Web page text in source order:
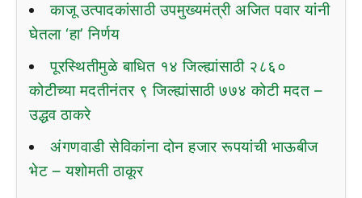
काजू उत्पादकांसाठी उपमुख्यमंत्री अजित पवार यांनी
घेतला ‘हा’ निर्णय
पूरस्थितीमुळे बाधित १४ जिल्ह्यांसाठी २८६०
कोटीच्या मदतीनंतर ९ जिल्ह्यांसाठी ७७४ कोटी मदत –
उद्धव ठाकरे
अंगणवाडी सेविकांना दोन हजार रूपयांची भाऊबीज
भेट – यशोमती ठाकूर